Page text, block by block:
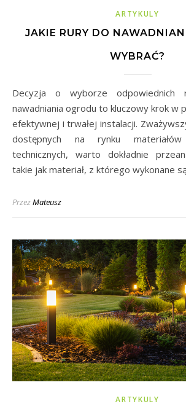
ARTYKULY
JAKIE RURY DO
WYBRAĆ?
Decyzja o wyborze odpowiednich rur do systemu
nawadniania ogrodu to kluczowy krok w
efektywnej i trwałej instalacji.
dostępnych na rynku
technicznych, warto dokładnie
takie jak materiał, z którego wykonane
PrzezMateusz
ARTYKULY